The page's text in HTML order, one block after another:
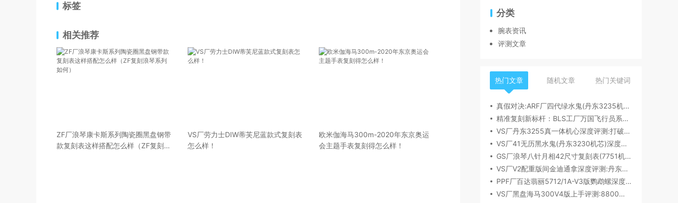
标签
相关推荐
ZF厂浪琴康卡斯系列陶瓷圈黑盘钢带
款复刻表这样搭配怎么样（ZF复刻浪
VS厂劳力士DIW蒂芙尼蓝款式复刻表
怎么样！
欧米伽海马300m-2020年东京奥运
会主题手表复刻得怎么样！
分类
腕表资讯
评测文章
热门文章 随机文章 热门关键词
真假对决:ARF厂四代绿水鬼(丹东3235机芯)深度评测
精准复刻新标杆：BLS工厂万国飞行员系列41mm新品首发解析
VS厂丹东3255真一体机心深度评测:打破市场乱象,重塑复刻机芯新标杆​
VS厂41无历黑水鬼(丹东3230机芯)深度评测:性能与破绽全解析
GS厂浪琴八针月相42尺寸复刻表(7751机芯)细节全析
VS厂V2配重版间金迪通拿深度评测:丹东4131机芯加持下的165克精密之作​
PPF厂百达翡丽5712/1A-V3版鹦鹉螺深度评测:细节升级直击正品
VS厂黑盘海马300V4版上手评测:8800一体机芯加持,复刻天花板实至名归?